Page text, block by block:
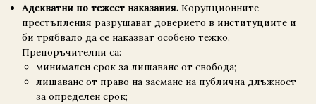
Адекватни по тежест наказания. Корупционните
престъпления разрушават доверието в институциите и
би трябвало да се наказват особено тежко.
Препоръчителни са:
минимален срок за лишаване от свобода;
лишаване от право на заемане на публична длъжност
за определен срок;